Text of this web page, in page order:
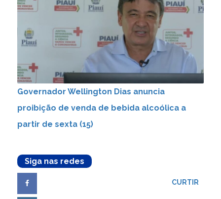
Governador Wellington Dias anuncia
proibição de venda de bebida alcoólica a
partir de sexta (15)
Siga nas redes
CURTIR